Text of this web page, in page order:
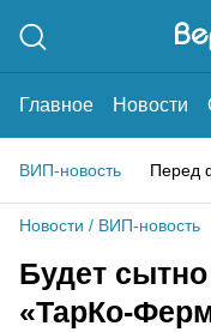
Главное Новости
ВИП-новость Перед
Новости / ВИП-новость
Будет
«ТарКо-